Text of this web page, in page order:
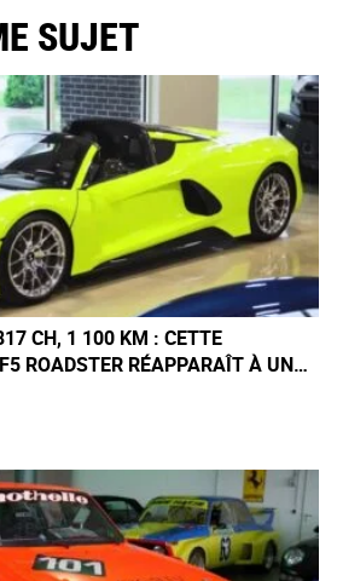
SUJET
CH, 1 100 KM : CETTE
ROADSTER RÉAPPARAÎT À UN